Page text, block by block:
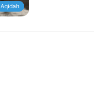
Aqidah